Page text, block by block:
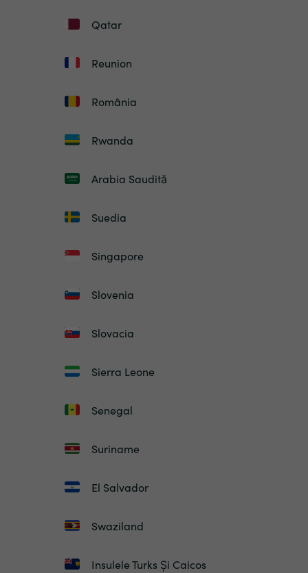
Qatar
Reunion
România
Rwanda
Arabia Saudită
Suedia
Singapore
Slovenia
Slovacia
Sierra Leone
Senegal
Suriname
El Salvador
Swaziland
Insulele Turks Și Caicos